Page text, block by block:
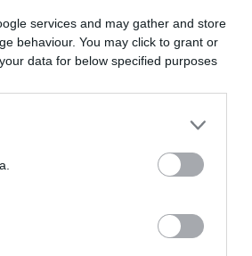
services and may gather and store
behaviour. You may click to grant or
data for below specified purposes